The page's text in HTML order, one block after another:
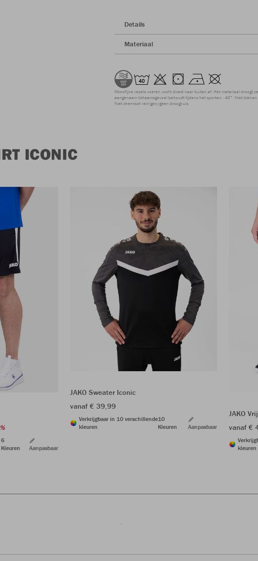
Details
Materiaal
Microfijne vezels voeren vocht direct naar buiten af. Het materiaal droogt
aangenaam lichaamsgevoel behoudt tijdens het sporten. 40° Niet bleken
Niet chemisch reinigen/geen droogkuis
ICONIC
6
Kleuren
Aanpasbaar
JAKO Sweater Iconic
vanaf € 39,99
Verkrijgbaar in 10 verschillende
kleuren
10
Kleuren
Aanpasbaar
JAKO
vanaf €
kleuren